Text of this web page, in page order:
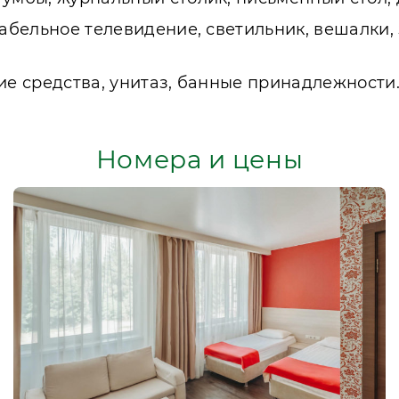
телевидение, светильник, вешалки,
средства, унитаз, банные принадлежности.
Номера и цены